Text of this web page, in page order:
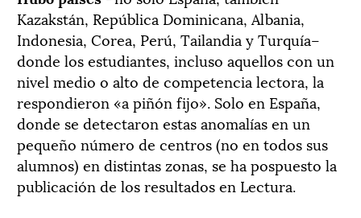
Kazakstán, República Dominicana, Albania,
Indonesia, Corea, Perú, Tailandia y Turquía–
donde los estudiantes, incluso aquellos con un
nivel medio o alto de competencia lectora, la
respondieron «a piñón fijo». Solo en España,
donde se detectaron estas anomalías en un
pequeño número de centros (no en todos sus
alumnos) en distintas zonas, se ha pospuesto la
publicación de los resultados en Lectura.